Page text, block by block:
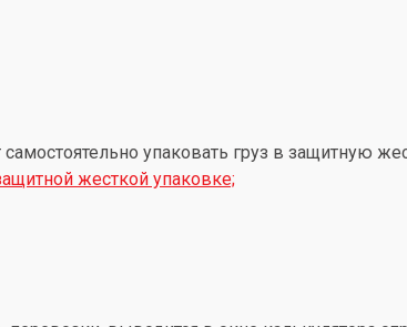
упаковать груз в защитную
жесткой упаковке;